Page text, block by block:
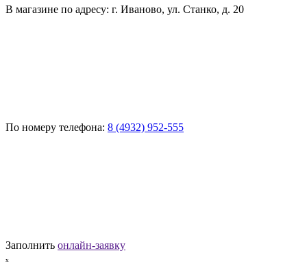
В магазине по адресу: г. Иваново, ул. Станко, д. 20
По номеру телефона: 8 (4932) 952-555
Заполнить онлайн-заявку
ₓ